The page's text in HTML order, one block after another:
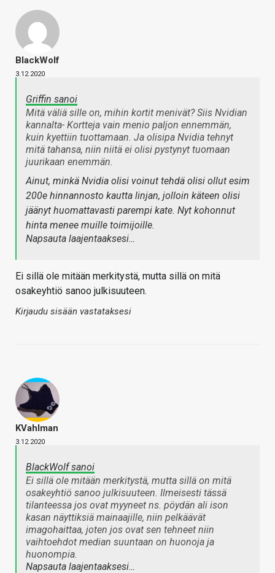
BlackWolf
3.12.2020
Griffin sanoi
Mitä väliä sille on, mihin kortit menivät? Siis Nvidian
kannalta- Kortteja vain menio paljon ennemmän,
kuin kyettiin tuottamaan. Ja olisipa Nvidia tehnyt
mitä tahansa, niin niitä ei olisi pystynyt tuomaan
juurikaan enemmän.
Ainut, minkä Nvidia olisi voinut tehdä olisi ollut esim
200e hinnannosto kautta linjan, jolloin käteen olisi
jäänyt huomattavasti parempi kate. Nyt kohonnut
hinta menee muille toimijoille.
Napsauta laajentaaksesi…
Ei sillä ole mitään merkitystä, mutta sillä on mitä
osakeyhtiö sanoo julkisuuteen.
Kirjaudu sisään vastataksesi
KVahlman
3.12.2020
BlackWolf sanoi
Ei sillä ole mitään merkitystä, mutta sillä on mitä
osakeyhtiö sanoo julkisuuteen. Ilmeisesti tässä
tilanteessa jos ovat myyneet ns. pöydän ali ison
kasan näyttiksiä mainaajille, niin pelkäävät
imagohaittaa, joten jos ovat sen tehneet niin
vaihtoehdot median suuntaan on huonoja ja
huonompia.
Napsauta laajentaaksesi…